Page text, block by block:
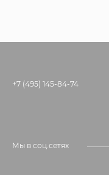
+7 (495) 145-84-74
Мы в соц.сетях